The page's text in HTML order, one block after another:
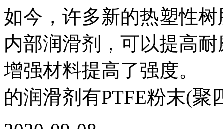
如今，许多新的热塑性
内部润滑剂，可以提高
增强材料提高了强度
的润滑剂有PTFE粉末(